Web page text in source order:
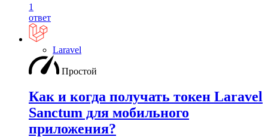
1
ответ
Laravel
Простой
Как и когда получать токен Laravel
Sanctum для мобильного
приложения?